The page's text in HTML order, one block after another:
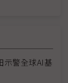
警全球AI基